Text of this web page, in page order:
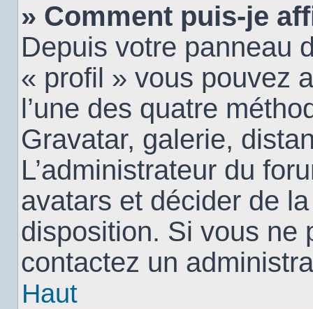
» Comment puis-je
Depuis votre panneau
« profil » vous pouvez
l’une des quatre
Gravatar, galerie,
L’administrateur du
avatars et décider de
disposition. Si vous ne
contactez un
Haut